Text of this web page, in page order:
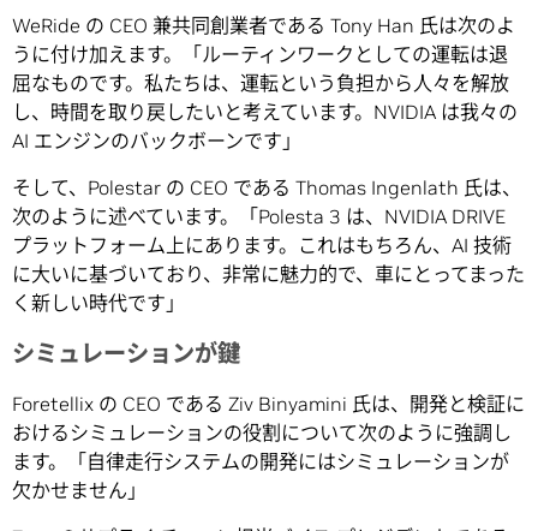
WeRide の CEO 兼共同創業者である Tony Han 氏は次のよ
うに付け加えます。「ルーティンワークとしての運転は退
屈なものです。私たちは、運転という負担から人々を解放
し、時間を取り戻したいと考えています。NVIDIA は我々の
AI エンジンのバックボーンです」
そして、Polestar の CEO である Thomas Ingenlath 氏は、
次のように述べています。「Polesta 3 は、NVIDIA DRIVE
プラットフォーム上にあります。これはもちろん、AI 技術
に大いに基づいており、非常に魅力的で、車にとってまった
く新しい時代です」
シミュレーションが鍵
Foretellix の CEO である Ziv Binyamini 氏は、開発と検証に
おけるシミュレーションの役割について次のように強調し
ます。「自律走行システムの開発にはシミュレーションが
欠かせません」